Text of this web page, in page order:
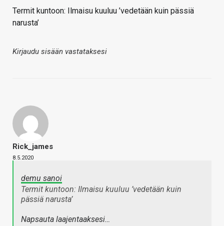
Termit kuntoon: Ilmaisu kuuluu ’vedetään kuin pässiä
narusta’
Kirjaudu sisään vastataksesi
Rick_james
8.5.2020
demu sanoi
Termit kuntoon: Ilmaisu kuuluu ’vedetään kuin
pässiä narusta’
Napsauta laajentaaksesi…